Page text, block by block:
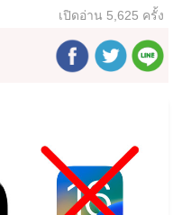
เปิดอ่าน 5,625 ครั้ง